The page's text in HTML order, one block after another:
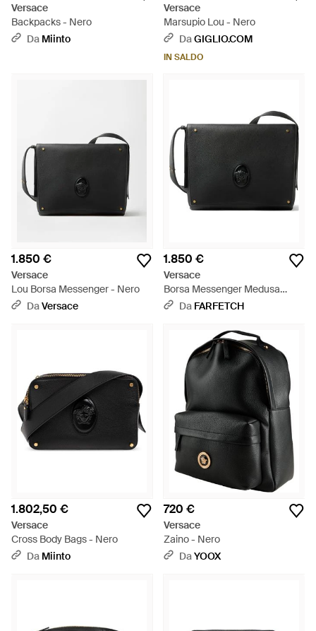
Versace
Backpacks - Nero
Da Miinto
Versace
Marsupio Lou - Nero
DaGIGLIO.COM
IN SALDO
1.850 €
Versace
Lou Borsa Messenger - Nero
DaVersace
1.850 €
Versace
Borsa Messenger Medusa
Biggie - Nero
Da FARFETCH
1.802,50 €
Versace
Cross Body Bags - Nero
Da Miinto
720 €
Versace
Zaino - Nero
DaYOOX